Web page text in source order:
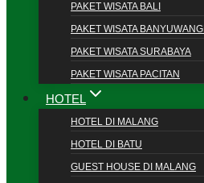
PAKET WISATA BALI
PAKET WISATA BANYUWANGI
PAKET WISATA SURABAYA
PAKET WISATA PACITAN
HOTEL
HOTEL DI MALANG
HOTEL DI BATU
GUEST HOUSE DI MALANG